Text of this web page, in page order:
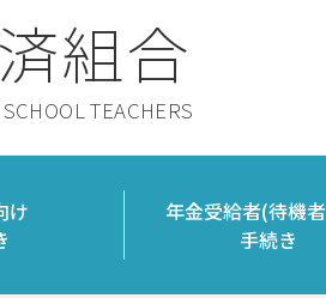
組合
TEACHERS
け
年金受給者(待機
手続き